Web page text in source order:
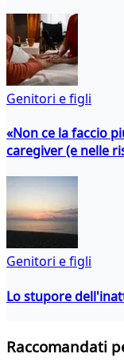
Genitori e figli
«Non ce la faccio
caregiver (e nelle
Genitori e figli
Lo stupore
Raccomandati